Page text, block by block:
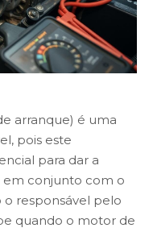
arranque) é uma
pois este
para dar a
em conjunto com o
responsável pelo
quando o motor de